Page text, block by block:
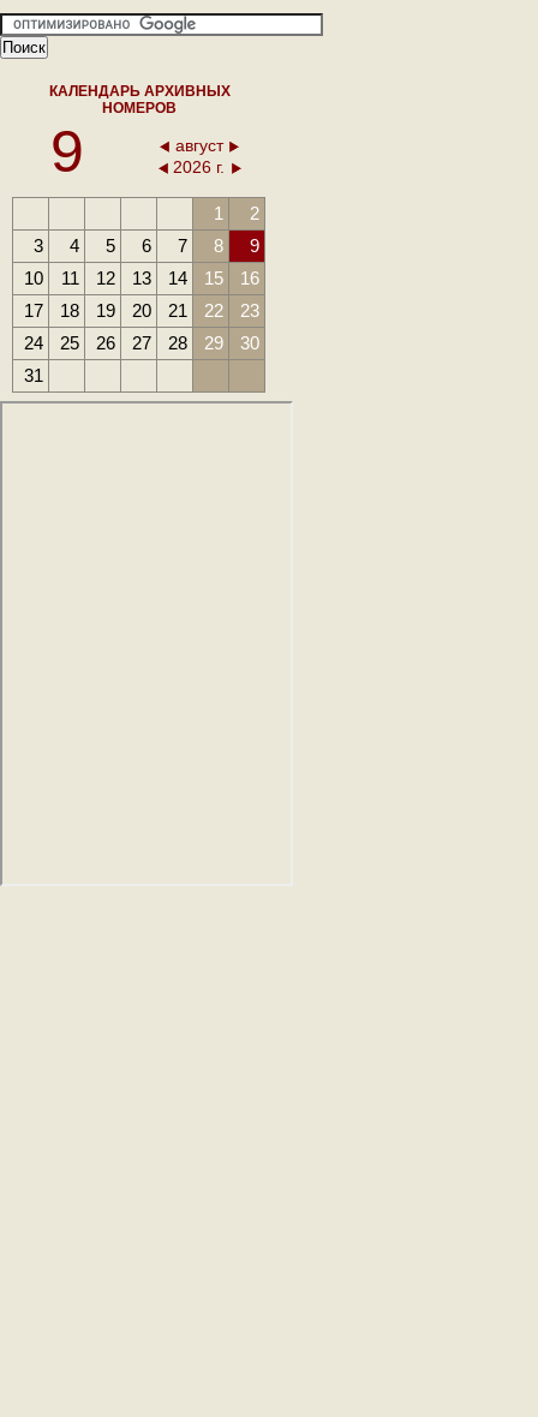
КАЛЕНДАРЬ АРХИВНЫХ
НОМЕРОВ
9
август
2026 г.
1
2
3
4 5 6 7 8
9
10
11 12 13 14 15
16
17
18 19 20 21 22
23
24
25 26 27 28 29
30
31